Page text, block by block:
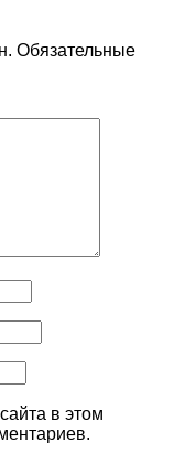
Обязательные
в этом